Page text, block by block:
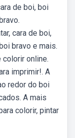
de boi, boi
cara de boi,
bravo e mais.
online.
imprimir!. A
redor do boi
A mais
colorir, pintar